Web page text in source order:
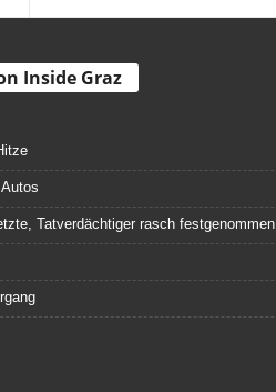
Inside Graz
Tatverdächtiger rasch festgenommen